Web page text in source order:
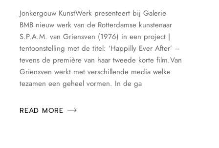
Jonkergouw KunstWerk presenteert bij Galerie
BMB nieuw werk van de Rotterdamse kunstenaar
S.P.A.M. van Griensven (1976) in een project |
tentoonstelling met de titel: ‘Happilly Ever After’ –
tevens de première van haar tweede korte film.Van
Griensven werkt met verschillende media welke
tezamen een geheel vormen. In de ga
READ MORE